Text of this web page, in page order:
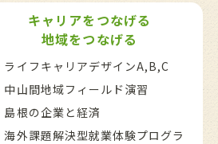
キャリアをつなげる
地域をつなげる
ライフキャリアデザインA,B,C
中山間地域フィールド演習
島根の企業と経済
海外課題解決型就業体験プログラ